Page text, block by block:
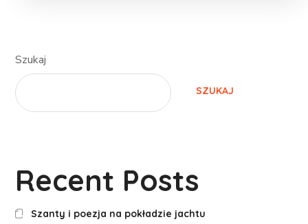
Szukaj
SZUKAJ
Recent Posts
Szanty i poezja na pokładzie jachtu